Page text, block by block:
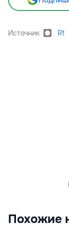
Источник Rt
Похожие